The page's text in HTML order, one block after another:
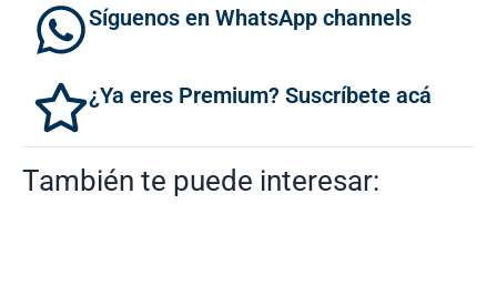
Síguenos en WhatsApp channels
¿Ya eres Premium? Suscríbete acá
También te puede interesar: